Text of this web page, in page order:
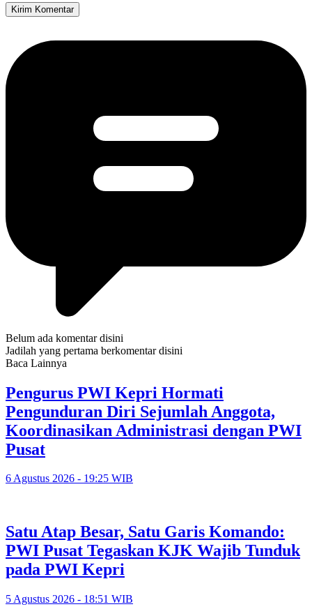
Belum ada komentar disini
Jadilah yang pertama berkomentar disini
Baca Lainnya
Pengurus PWI Kepri Hormati
Pengunduran Diri Sejumlah Anggota,
Koordinasikan Administrasi dengan PWI
Pusat
6 Agustus 2026 - 19:25 WIB
Satu Atap Besar, Satu Garis Komando:
PWI Pusat Tegaskan KJK Wajib Tunduk
pada PWI Kepri
5 Agustus 2026 - 18:51 WIB